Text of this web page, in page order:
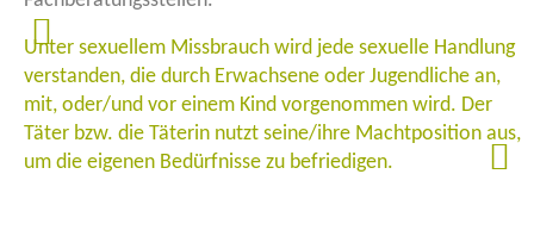
Unter sexuellem Missbrauch wird jede sexuelle Handlung
verstanden, die durch Erwachsene oder Jugendliche an,
mit, oder/und vor einem Kind vorgenommen wird. Der
Täter bzw. die Täterin nutzt seine/ihre Machtposition aus,
um die eigenen Bedürfnisse zu befriedigen.